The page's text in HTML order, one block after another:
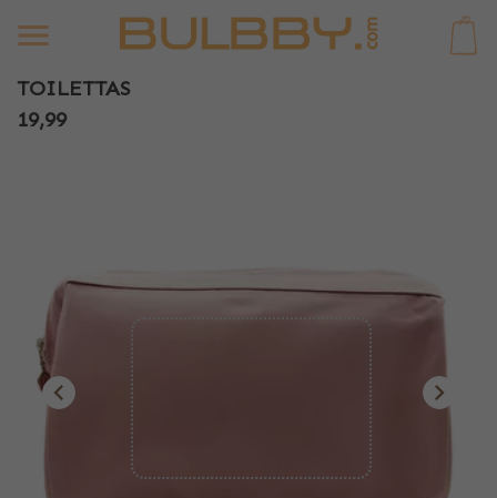
TOILETTAS
19,99